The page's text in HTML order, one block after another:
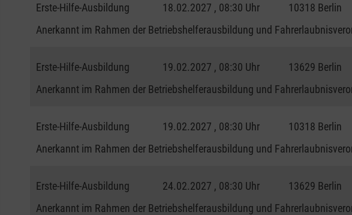
Erste-Hilfe-Ausbildung 18.02.2027 , 08:30 Uhr 10318 Berlin
Anerkannt im Rahmen der Betriebshelferausbildung und
Erste-Hilfe-Ausbildung 19.02.2027 , 08:30 Uhr 13629 Berlin
Anerkannt im Rahmen der Betriebshelferausbildung und
Erste-Hilfe-Ausbildung 19.02.2027 , 08:30 Uhr 10318 Berlin
Anerkannt im Rahmen der Betriebshelferausbildung und
Erste-Hilfe-Ausbildung 24.02.2027 , 08:30 Uhr 13629 Berlin
Anerkannt im Rahmen der Betriebshelferausbildung und